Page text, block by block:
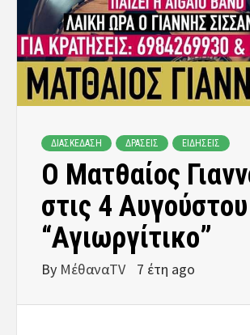
ΔΙΑΣΚΕΔΑΣΗ ΔΡΑΣΕΙΣ ΕΙΔΗΣΕΙΣ
Ο Ματθαίος
στις 4
“Αγιωργίτικο”
By ΜέθαναTV 7 έτη ago